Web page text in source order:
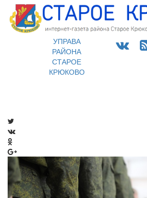
УПРАВА
РАЙОНА
СТАРОЕ
КРЮКОВО